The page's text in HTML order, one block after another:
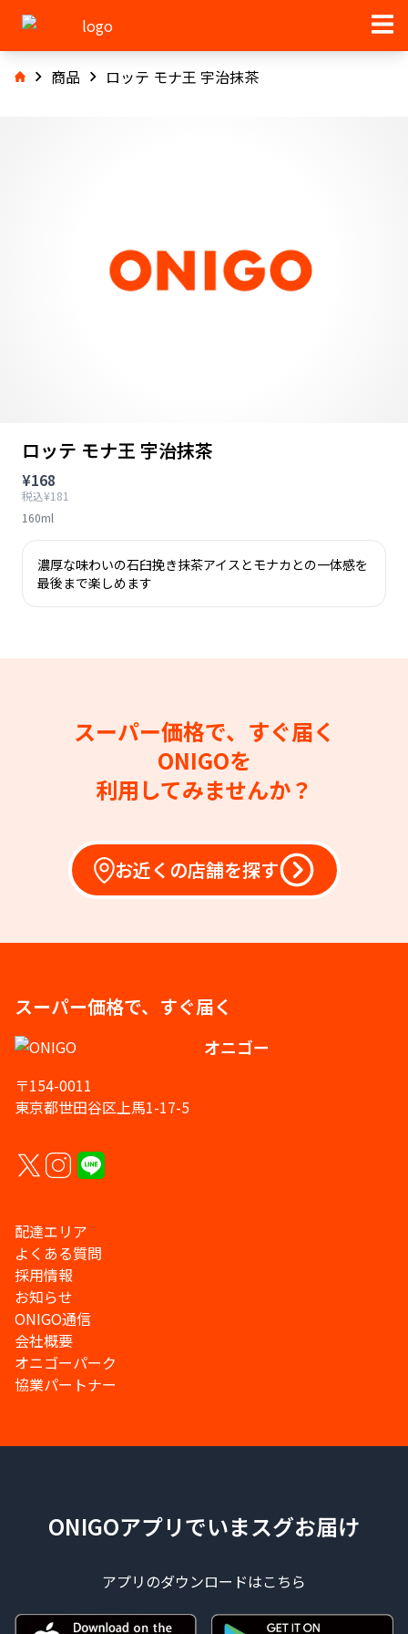
商品 ロッテ モナ王 宇治抹茶
ロッテ モナ王 宇治抹茶
¥168
税込¥181
160ml
濃厚な味わいの石臼挽き抹茶アイスとモナカとの一体感を
最後まで楽しめます
スーパー価格で、すぐ届く
ONIGOを
利用してみませんか？
お近くの店舗を探す
スーパー価格で、すぐ届く
オニゴー
〒154-0011
東京都世田谷区上馬1-17-5
配達エリア
よくある質問
採用情報
お知らせ
ONIGO通信
会社概要
オニゴーパーク
協業パートナー
ONIGOアプリでいまスグお届け
アプリのダウンロードはこちら